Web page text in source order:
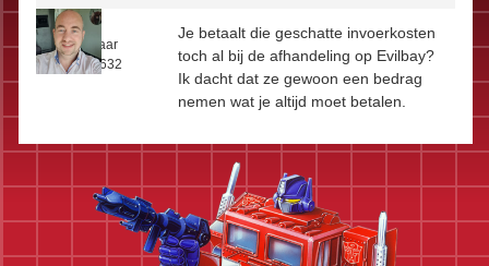
Floris
Rol:Eigenaar
Berichten:632
Je betaalt die geschatte invoerkosten
toch al bij de afhandeling op Evilbay?
Ik dacht dat ze gewoon een bedrag
nemen wat je altijd moet betalen.